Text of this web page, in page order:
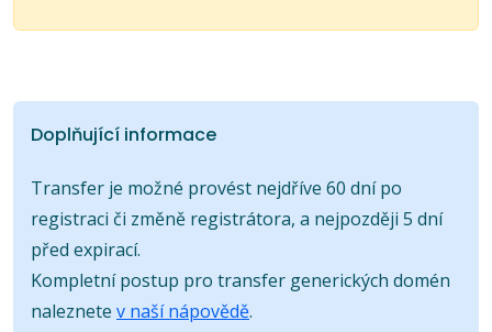
Doplňující informace
Transfer je možné provést nejdříve 60 dní po
registraci či změně registrátora, a nejpozději 5 dní
před expirací.
Kompletní postup pro transfer generických domén
naleznete v naší nápovědě.